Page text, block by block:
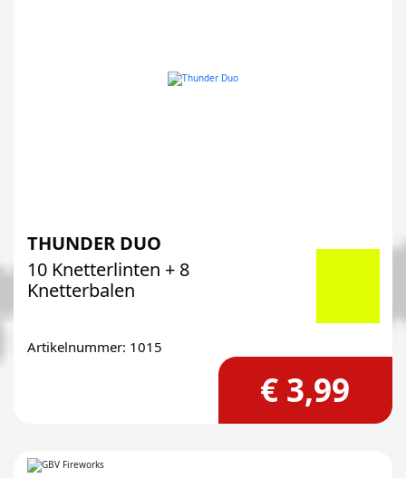
THUNDER DUO
10 Knetterlinten + 8
Knetterbalen
Artikelnummer: 1015
€ 3,99